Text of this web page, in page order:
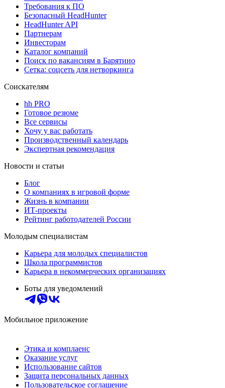
Требования к ПО
Безопасный HeadHunter
HeadHunter API
Партнерам
Инвесторам
Каталог компаний
Поиск по вакансиям в Барятино
Сетка: соцсеть для нетворкинга
Соискателям
hh PRO
Готовое резюме
Все сервисы
Хочу у вас работать
Производственный календарь
Экспертная рекомендация
Новости и статьи
Блог
О компаниях в игровой форме
Жизнь в компании
ИТ-проекты
Рейтинг работодателей России
Молодым специалистам
Карьера для молодых специалистов
Школа программистов
Карьера в некоммерческих организациях
Боты для уведомлений
Мобильное приложение
Этика и комплаенс
Оказание услуг
Использование сайтов
Защита персональных данных
Пользовательское соглашение